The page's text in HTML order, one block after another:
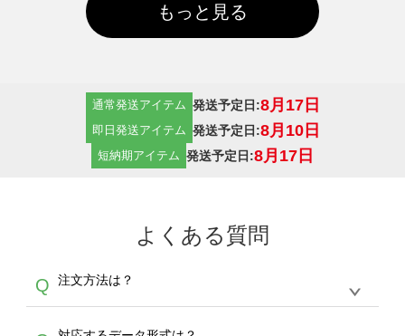
もっと見る
通常発送アイテム 発送予定日:8月17日
即日発送アイテム 発送予定日:8月10日
短納期アイテム 発送予定日:8月17日
よくある質問
Q 注文方法は？